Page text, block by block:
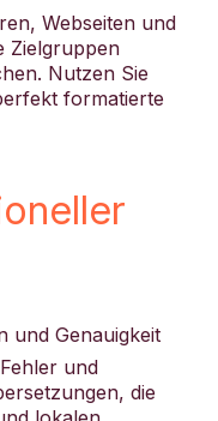
Webseiten und
Zielgruppen
Nutzen Sie
formatierte
und Genauigkeit
und
die